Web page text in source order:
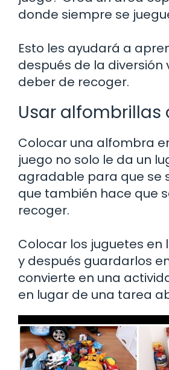
donde siempre se
Esto les ayudará a
después de la diversión
deber de recoger.
Usar alfombrillas
Colocar una alfombra
juego no solo le da un
agradable para que se
que también hace que
recoger.
Colocar los juguetes en
y después guardarlos
convierte en una
en lugar de una tarea